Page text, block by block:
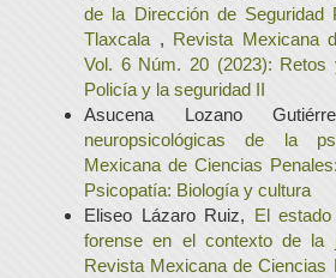
de la Dirección de Seguridad
Tlaxcala , Revista Mexicana
Vol. 6 Núm. 20 (2023):
Policía y la seguridad II
Asucena Lozano
neuropsicológicas de la
Mexicana de Ciencias
Psicopatía: Biología y cultura
Eliseo Lázaro Ruiz, El
forense en el contexto de la
Revista Mexicana de Ciencias